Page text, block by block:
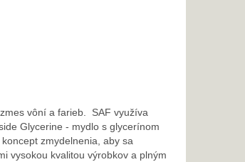
vôní a farieb. SAF využíva
Glycerine - mydlo s glycerínom
zmydelnenia, aby sa
vysokou kvalitou výrobkov a plným